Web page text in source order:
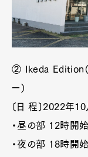
② Ikeda Edition（
ー）
〔日 程〕2022年10
・昼の部 12時開始
・夜の部 18時開始